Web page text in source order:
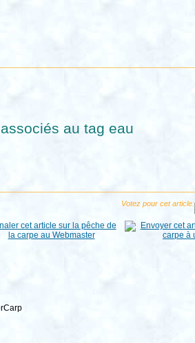
au tag eau
Votez pour cet article: